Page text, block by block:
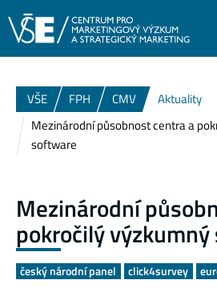
VŠE FPH CMV
Aktuality
Mezinárodní působnost centra a
software
Mezinárodní
pokročilý
český národní panel click4survey